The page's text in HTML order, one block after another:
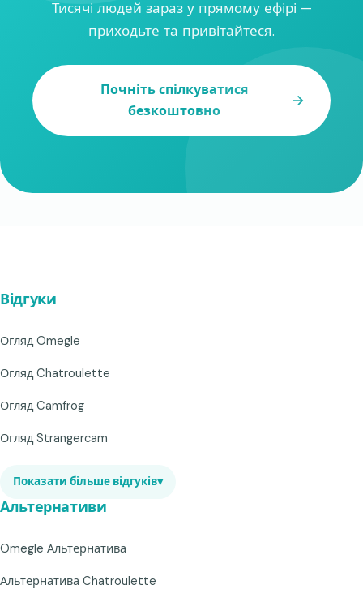
Тисячі людей зараз у прямому ефірі —
приходьте та привітайтеся.
Почніть спілкуватися
безкоштовно
Відгуки
Огляд Omegle
Огляд Chatroulette
Огляд Camfrog
Огляд Strangercam
Показати більше відгуків▾
Альтернативи
Omegle Альтернатива
Альтернатива Chatroulette